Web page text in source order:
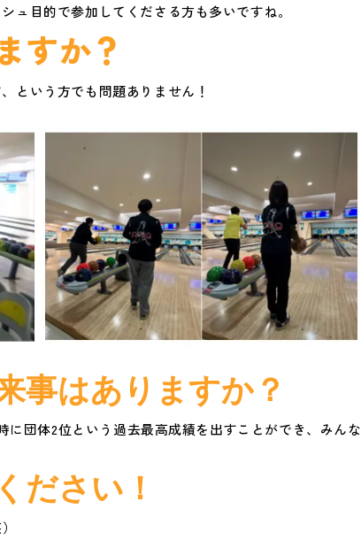
ュ目的で参加してくださる方も多いですね。
すか？
という方でも問題ありません！
事はありますか？
団体2位という過去最高成績を出すことができ、みんな
ださい！